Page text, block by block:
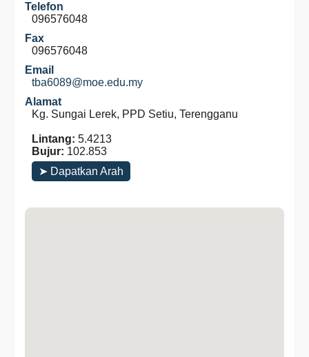
Telefon
096576048
Fax
096576048
Email
tba6089@moe.edu.my
Alamat
Kg. Sungai Lerek, PPD Setiu, Terengganu
Lintang: 5.4213
Bujur: 102.853
➤ Dapatkan Arah